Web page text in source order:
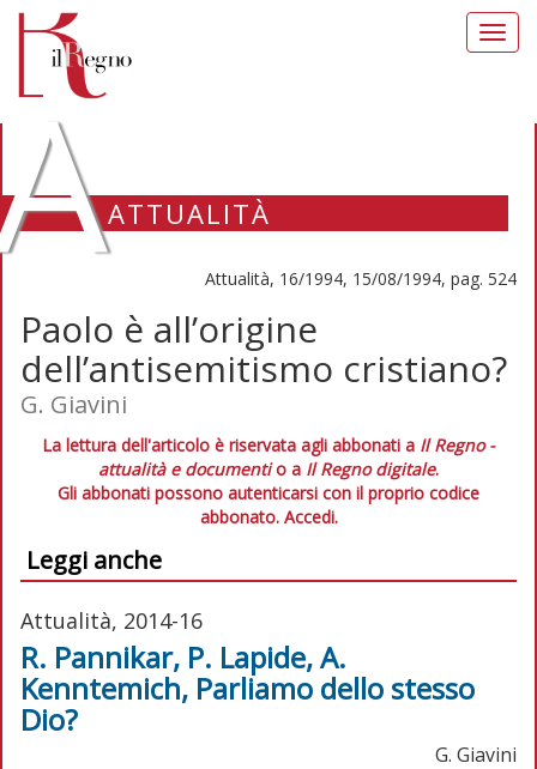
ATTUALITÀ
Attualità, 16/1994, 15/08/1994, pag. 524
Paolo è all’origine
dell’antisemitismo cristiano?
G. Giavini
La lettura dell'articolo è riservata agli abbonati a Il Regno -
attualità e documentio a Il Regno digitale.
Gli abbonati possono autenticarsi con il proprio codice
abbonato. Accedi.
Leggi anche
Attualità, 2014-16
R. Pannikar, P. Lapide, A.
Kenntemich, Parliamo dello stesso
Dio?
G. Giavini